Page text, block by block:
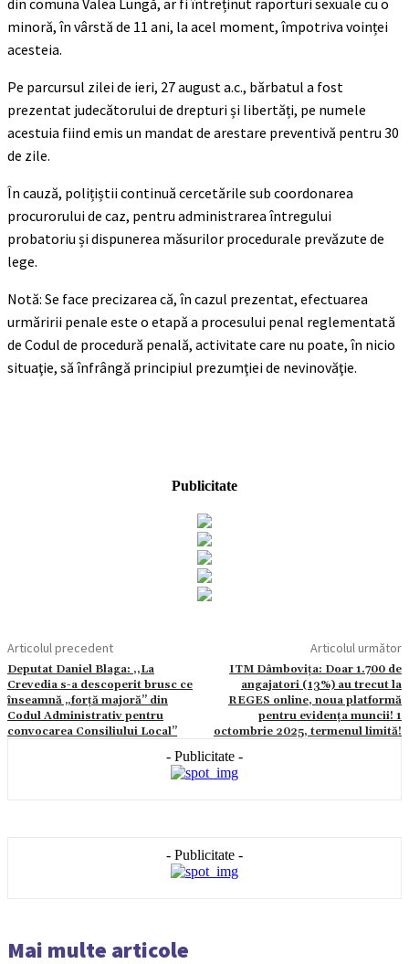
minoră, în vârstă de 11 ani, la acel moment, împotriva voinței
acesteia.
Pe parcursul zilei de ieri, 27 august a.c., bărbatul a fost
prezentat judecătorului de drepturi și libertăți, pe numele
acestuia fiind emis un mandat de arestare preventivă pentru 30
de zile.
În cauză, polițiștii continuă cercetările sub coordonarea
procurorului de caz, pentru administrarea întregului
probatoriu și dispunerea măsurilor procedurale prevăzute de
lege.
Notă: Se face precizarea că, în cazul prezentat, efectuarea
urmăririi penale este o etapă a procesului penal reglementată
de Codul de procedură penală, activitate care nu poate, în nicio
situaţie, să înfrângă principiul prezumţiei de nevinovăţie.
Publicitate
Articolul precedent
Deputat Daniel Blaga: ,,La
Crevedia s-a descoperit brusc ce
înseamnă „forță majoră” din
Codul Administrativ pentru
convocarea Consiliului Local’’
Articolul următor
ITM Dâmbovița: Doar 1.700 de
angajatori (13%) au trecut la
REGES online, noua platformă
pentru evidența muncii! 1
octombrie 2025, termenul limită!
- Publicitate -
- Publicitate -
Mai multe articole